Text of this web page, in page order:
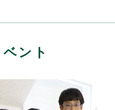
ント